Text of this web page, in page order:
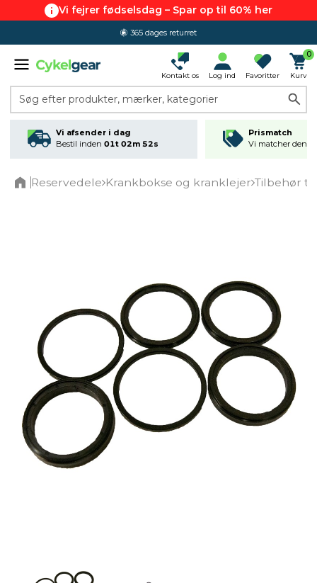
Vi fejrer fødselsdag – Spar op til 60% her
365 dages returret
Kontakt os Log ind Favoritter
0
Kurv
Søg efter produkter, mærker, kategorier
Vi afsender i dag
Bestil inden 01t 02m 52s
Prismatch
Vi matcher den
Reservedele Krankbokse og kranklejer Tilbehør